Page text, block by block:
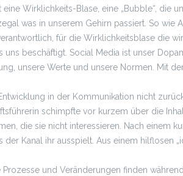
eine Wirklichkeits-Blase, eine „Bubble“, die
was in unserem Gehirn passiert. So
für die Wirklichkeitsblase die
uns beschäftigt. Social Media ist unser
unsere Werte und unsere Normen. Mit
in der Kommunikation nicht
schimpfte vor kurzem über die
die sie nicht interessieren. Nach einem
der Kanal ihr ausspielt. Aus einem hilflosen
und Veränderungen finden